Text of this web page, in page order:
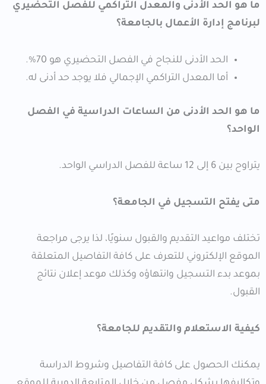
ما هو الحد الأدنى والمعدل التراكمي للفصل التحضيري
لبرنامج إدارة الأعمال بالجامعة؟
الحد الأدنى للنجاح في الفصل التحضيري هو 70%.
أما المعدل التراكمي الإجمالي فلا يوجد حد أدنى له.
ما هو الحد الأدنى من الساعات الدراسية في الفصل
الواحد؟
يتراوح بين 6 إلى 12 ساعة للفصل الدراسي الواحد.
متى يفتح التسجيل في الجامعة؟
تختلف مواعيد التقديم والقبول سنويًا، لذا يرجى مراجعة
الموقع الإلكتروني للتعرف على كافة التفاصيل المتعلقة
بموعد بدء التسجيل وانتهاؤه وكذلك موعد إعلان نتائج
القبول.
كيفية الاستعلام والتقديم للجامعة؟
يمكنك الحصول على كافة التفاصيل وشروط الدراسة